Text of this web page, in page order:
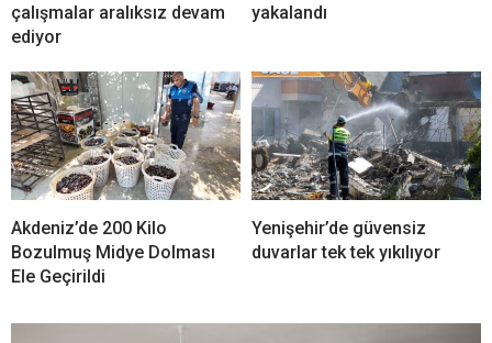
çalışmalar aralıksız devam
ediyor
yakalandı
Akdeniz’de 200 Kilo
Bozulmuş Midye Dolması
Ele Geçirildi
Yenişehir’de güvensiz
duvarlar tek tek yıkılıyor